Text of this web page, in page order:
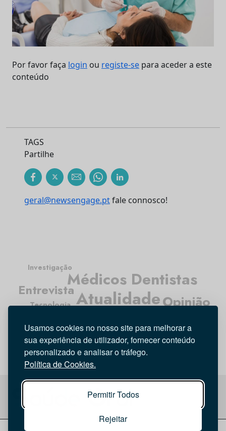
Usamos cookies no nosso site para melhorar a
sua experiência de utilizador, fornecer conteúdo
personalizado e analisar o tráfego.
Política de Cookies.
Permitir Todos
Rejeitar
Por favor faça login ou registe-se para aceder a este
conteúdo
TAGS
Partilhe
geral@newsengage.ptfale connosco!
Atualidade
Médicos Dentistas
Higiene Oral
Entrevista
Opinião
Tecnologia
Investigação